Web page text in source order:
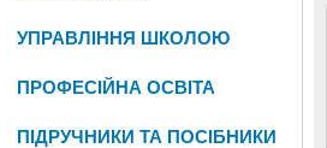
УПРАВЛІННЯ ШКОЛОЮ
ПРОФЕСІЙНА ОСВІТА
ПІДРУЧНИКИ ТА ПОСІБНИКИ